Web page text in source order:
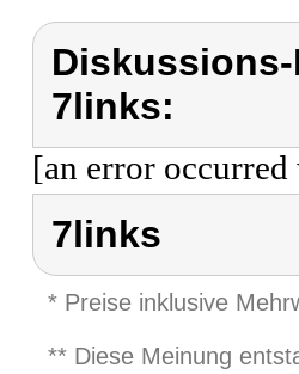
7links:
[an error
7links
* Preise inklusive
** Diese Meinung